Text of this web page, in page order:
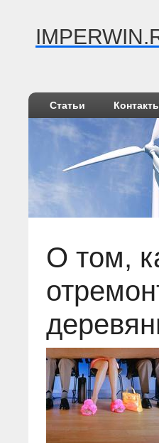
Статьи
О том,